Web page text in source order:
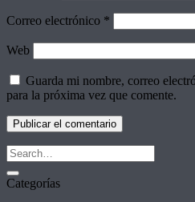
Correo electrónico *
Web
Guarda mi nombre, correo
para la próxima vez que comente.
Categorías